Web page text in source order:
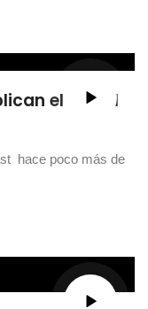
el visual
hace poco más de